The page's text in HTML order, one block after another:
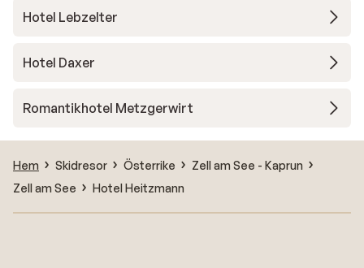
Hotel Lebzelter
Hotel Daxer
Romantikhotel Metzgerwirt
Hem Skidresor Österrike
Zell am See - Kaprun
Zell am See
Hotel Heitzmann